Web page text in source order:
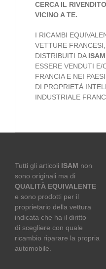
CERCA IL
VICINO A TE.
I RICAMBI
VETTURE
DISTRIBUITI DA
ESSERE VENDUTI E/
FRANCIA E NEI
DI PROPRIETÀ
INDUSTRIALE
Tutti gli articoli ISAM non
sono originali ma di
QUALITÀ EQUIVALENTE
e sono prodotti per il
proprietario della vettura
indicata che ha il diritto
di scegliere con quale
ricambio riparare la propria
automobile.